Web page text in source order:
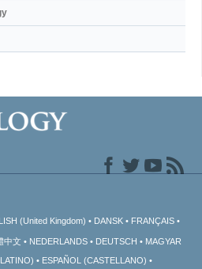
(United Kingdom) DANSK FRANÇAIS
中文 NEDERLANDS DEUTSCH
MAGYAR
ESPAÑOL (CASTELLANO)